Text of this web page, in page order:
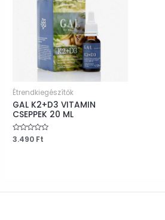
Étrendkiegészítők
GAL K2+D3 VITAMIN
CSEPPEK 20 ML
Értékelés:
0
3.490 Ft